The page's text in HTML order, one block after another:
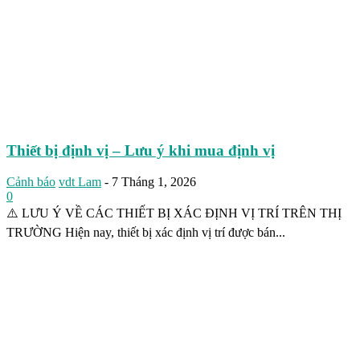
Thiết bị định vị – Lưu ý khi mua định vị
Cảnh báo vdt Lam - 7 Tháng 1, 2026
0
⚠️ LƯU Ý VỀ CÁC THIẾT BỊ XÁC ĐỊNH VỊ TRÍ TRÊN THỊ
TRƯỜNG Hiện nay, thiết bị xác định vị trí được bán...